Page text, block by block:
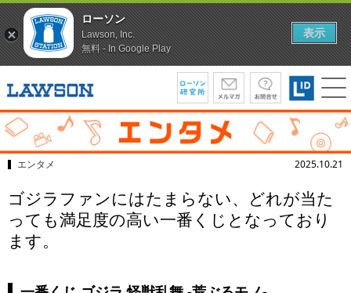
エンタメ 2025.10.21
ゴジラファンにはたまらない、どれが当た
っても満足度の高い一番くじとなっており
ます。
ローソン
Lawson, Inc.
無料 - In Google Play
表示